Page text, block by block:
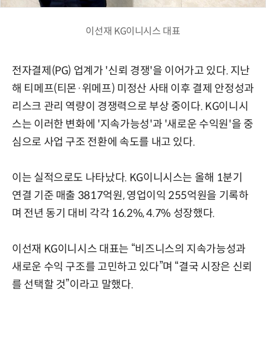
이선재 KG이니시스 대표
전자결제(PG) 업계가 '신뢰 경쟁'을 이어가고 있다. 지난
해 티메프(티몬·위메프) 미정산 사태 이후 결제 안정성과
리스크 관리 역량이 경쟁력으로 부상 중이다. KG이니시
스는 이러한 변화에 '지속가능성'과 '새로운 수익원'을 중
심으로 사업 구조 전환에 속도를 내고 있다.
이는 실적으로도 나타났다. KG이니시스는 올해 1분기
연결 기준 매출 3817억원, 영업이익 255억원을 기록하
며 전년 동기 대비 각각 16.2%, 4.7% 성장했다.
이선재 KG이니시스 대표는 “비즈니스의 지속가능성과
새로운 수익 구조를 고민하고 있다”며 “결국 시장은 신뢰
를 선택할 것”이라고 말했다.